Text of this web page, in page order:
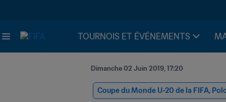
TOURNOIS ET ÉVÉNEMENTS
Dimanche 02 Juin 2019, 17:20
Coupe du Monde U-20 de la FIFA,